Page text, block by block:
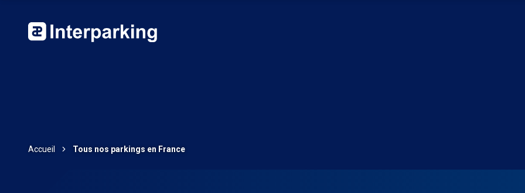
Accueil Tous nos parkings en France